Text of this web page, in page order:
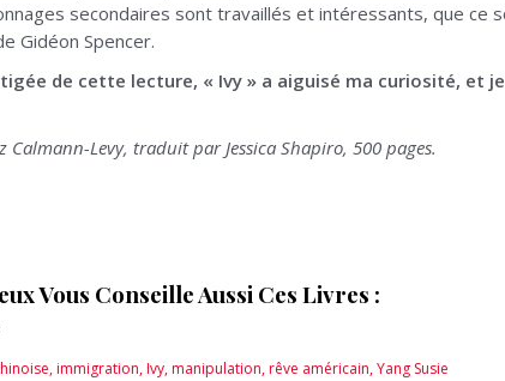
secondaires sont travaillés et intéressants, que ce
Gidéon Spencer.
de cette lecture, « Ivy » a aiguisé ma curiosité, et
Calmann-Levy, traduit par Jessica Shapiro, 500 pages.
Vous Conseille Aussi Ces Livres :
,immigration,Ivy,manipulation,rêve américain,Yang Susie